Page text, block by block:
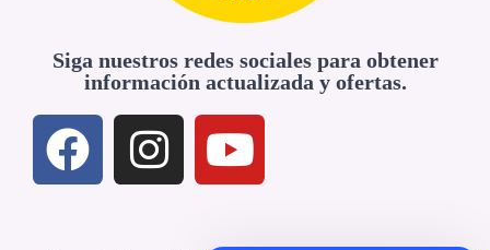
Siga nuestros redes sociales para obtener
información actualizada y ofertas.